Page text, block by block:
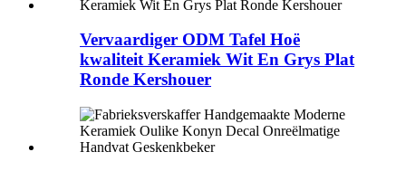
Vervaardiger ODM Tafel Hoë
kwaliteit Keramiek Wit En Grys Plat
Ronde Kershouer